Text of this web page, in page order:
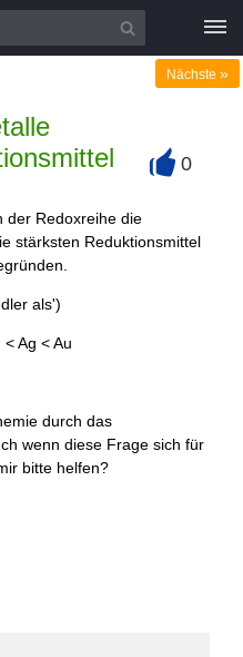
Nächste »
0
der Redoxreihe die
stärksten Reduktionsmittel
als')
Ag < Au
durch das
wenn diese Frage sich für
bitte helfen?